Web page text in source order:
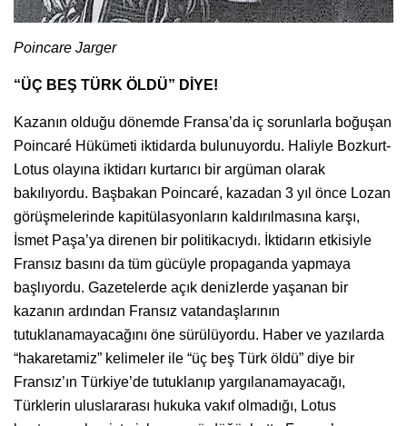
Poincare Jarger
“ÜÇ BEŞ TÜRK ÖLDÜ” DİYE!
Kazanın olduğu dönemde Fransa’da iç sorunlarla boğuşan
Poincaré Hükümeti iktidarda bulunuyordu. Haliyle Bozkurt-
Lotus olayına iktidarı kurtarıcı bir argüman olarak
bakılıyordu. Başbakan Poincaré, kazadan 3 yıl önce Lozan
görüşmelerinde kapitülasyonların kaldırılmasına karşı,
İsmet Paşa’ya direnen bir politikacıydı. İktidarın etkisiyle
Fransız basını da tüm gücüyle propaganda yapmaya
başlıyordu. Gazetelerde açık denizlerde yaşanan bir
kazanın ardından Fransız vatandaşlarının
tutuklanamayacağını öne sürülüyordu. Haber ve yazılarda
“hakaretamiz” kelimeler ile “üç beş Türk öldü” diye bir
Fransız’ın Türkiye’de tutuklanıp yargılanamayacağı,
Türklerin uluslararası hukuka vakıf olmadığı, Lotus